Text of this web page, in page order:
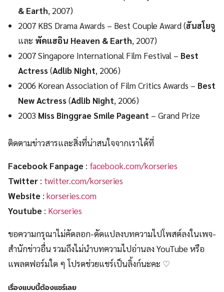
& Earth, 2007)
2007 KBS Drama Awards – Best Couple Award (ฮันฮโยจู
และ พัคแฮอิน Heaven & Earth, 2007)
2007 Singapore International Film Festival – Best
Actress(Adlib Night, 2006)
2006 Korean Association of Film Critics Awards – Best
New Actress(Adlib Night, 2006)
2003 Miss Binggrae Smile Pageant – Grand Prize
ติดตามข่าวสารและสิ่งที่น่าสนใจจากเราได้ที่
Facebook Fanpage : facebook.com/korseries
Twitter : twitter.com/korseries
Website : korseries.com
Youtube : Korseries
ขอความกรุณาไม่คัดลอก-ดัดแปลงบทความไปโพสต์ลงในเพจ-
สำนักข่าวอื่น รวมถึงไม่นำบทความไปอ่านลง YouTube หรือ
แพลตฟอร์มใด ๆ โปรดช่วยแชร์เป็นลิ้งก์นะคะ ♡